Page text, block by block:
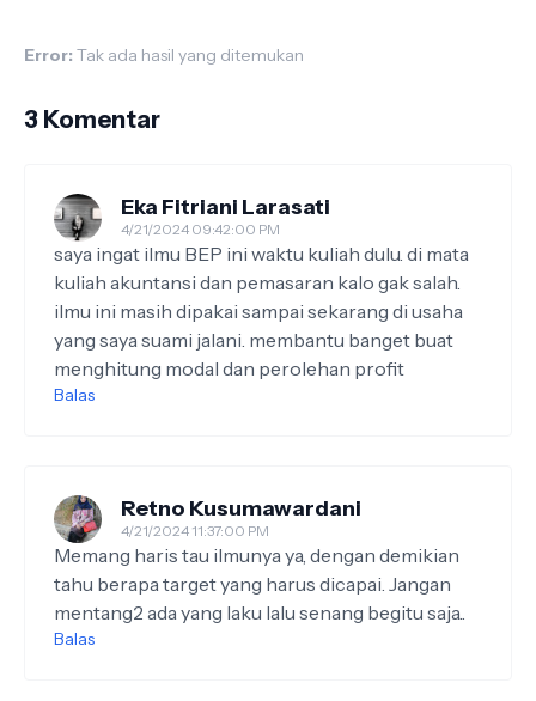
Error: Tak ada hasil yang ditemukan
3 Komentar
Eka Fitriani Larasati
4/21/2024 09:42:00 PM
saya ingat ilmu BEP ini waktu kuliah dulu. di mata
kuliah akuntansi dan pemasaran kalo gak salah.
ilmu ini masih dipakai sampai sekarang di usaha
yang saya suami jalani. membantu banget buat
menghitung modal dan perolehan profit
Balas
Retno Kusumawardani
4/21/2024 11:37:00 PM
Memang haris tau ilmunya ya, dengan demikian
tahu berapa target yang harus dicapai. Jangan
mentang2 ada yang laku lalu senang begitu saja..
Balas